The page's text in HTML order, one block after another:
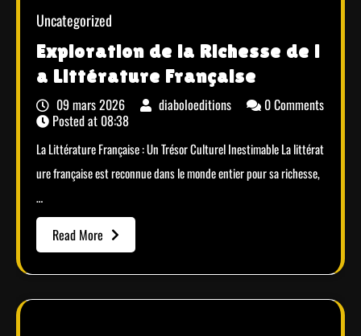
Uncategorized
Exploration de la Richesse de l
a Littérature Française
09 mars 2026 diaboloeditions
0 Comments
Posted at 08:38
La Littérature Française : Un Trésor Culturel Inestimable La littérat
ure française est reconnue dans le monde entier pour sa richesse,
…
Read More